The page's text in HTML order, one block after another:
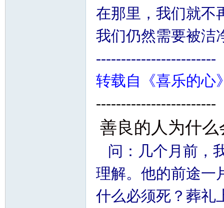
在那里，我们就不
我们仍然需要被洁
------------------------
转载自《喜乐的心
------------------------
善良的人为什
问：几个月前，
理解。他的前途一
什么必须死？葬礼